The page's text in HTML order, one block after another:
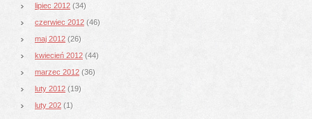
lipiec 2012 (34)
czerwiec 2012 (46)
maj 2012 (26)
kwiecień 2012 (44)
marzec 2012 (36)
luty 2012 (19)
luty 202 (1)